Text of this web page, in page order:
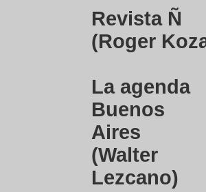
Revista Ñ
(Roger
La agenda
Buenos
Aires
(Walter
Lezcano)